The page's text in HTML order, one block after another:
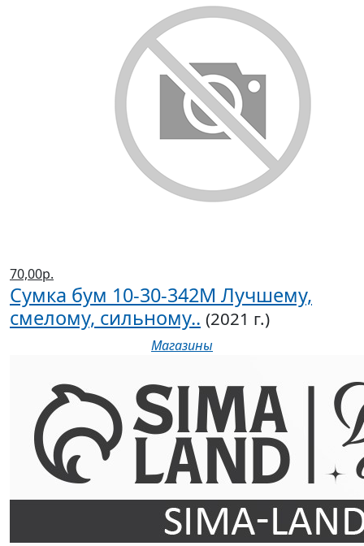
70,00р.
Сумка бум 10-30-342М Лучшему,
смелому, сильному.. (2021 г.)
Магазины